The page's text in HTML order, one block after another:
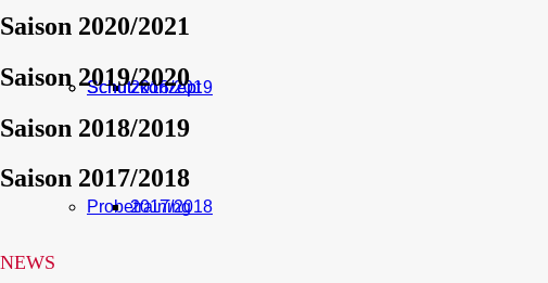
Schutzkonzept
Probetraining
2018/2019
2017/2018
Schutzkonzept
Saison 2020/2021
Saison 2019/2020
Saison 2018/2019
Saison 2017/2018
NEWS